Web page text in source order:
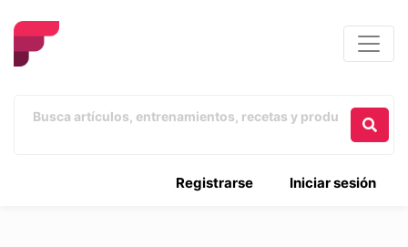
Iniciar sesión
Registrarse